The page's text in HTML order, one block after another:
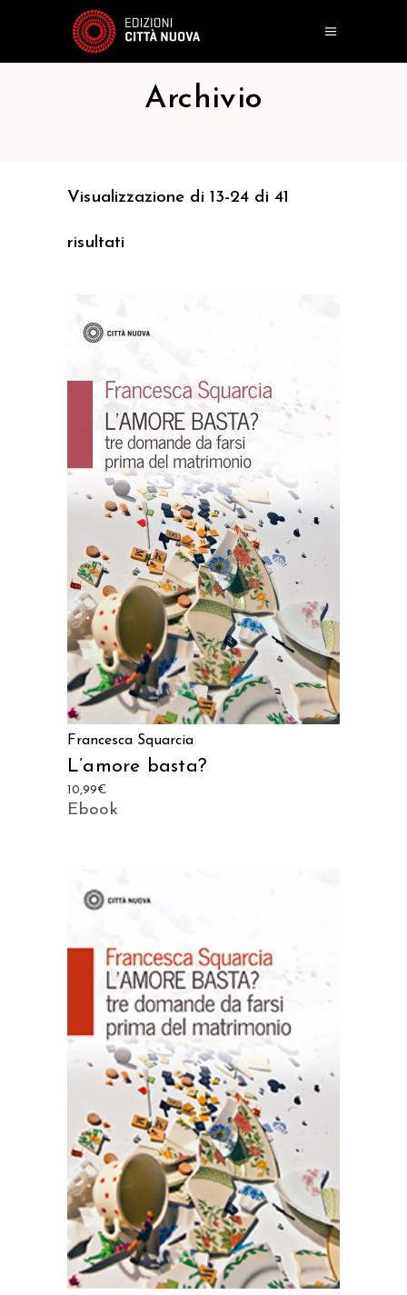
Archivio
Visualizzazione di 13-24 di 41
risultati
AGGIUNGI AL CARRELLO
Francesca Squarcia
L’amore basta?
10,99€
Ebook
AGGIUNGI AL CARRELLO